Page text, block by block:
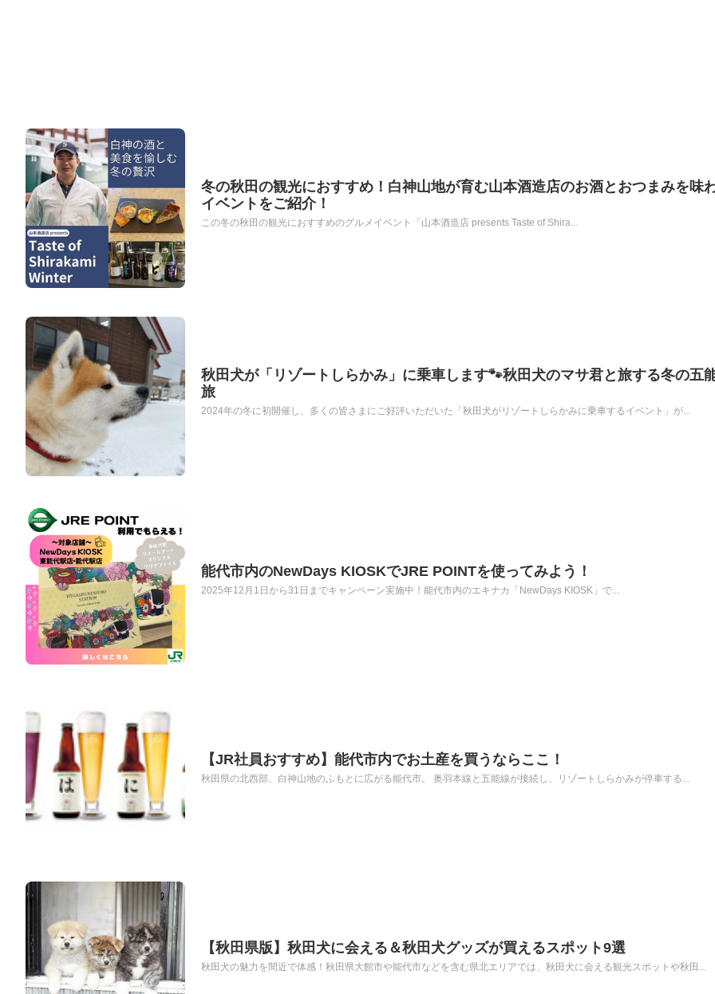
冬の秋田の観光におすすめ！白神山地が育む山本酒造店のお酒とおつまみを味
イベントをご紹介！
この冬の秋田の観光におすすめのグルメイベント「山本酒造店 presents Taste of Shira...
秋田犬が「リゾートしらかみ」に乗車します🐾秋田犬のマサ君と旅する冬の五
旅
2024年の冬に初開催し、多くの皆さまにご好評いただいた「秋田犬がリゾートしらかみに乗車するイベント」が...
能代市内のNewDays KIOSKでJRE POINTを使ってみよう！
2025年12月1日から31日までキャンペーン実施中！能代市内のエキナカ「NewDays KIOSK」で...
【JR社員おすすめ】能代市内でお土産を買うならここ！
秋田県の北西部、白神山地のふもとに広がる能代市。 奥羽本線と五能線が接続し、リゾートしらかみが停車する...
【秋田県版】秋田犬に会える＆秋田犬グッズが買えるスポット9選
秋田犬の魅力を間近で体感！秋田県大館市や能代市などを含む県北エリアでは、秋田犬に会える観光スポットや秋田...